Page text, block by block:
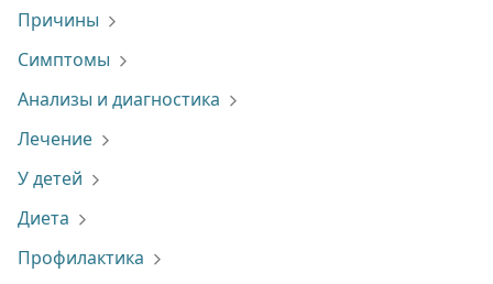
Причины
Симптомы
Анализы и диагностика
Лечение
У детей
Диета
Профилактика